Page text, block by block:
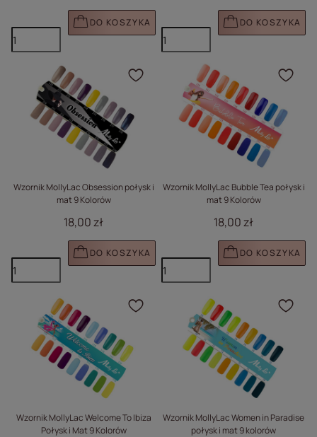
DO KOSZYKA DO KOSZYKA
Wzornik MollyLac Obsession połysk i
mat 9 Kolorów
18,00 zł
DO KOSZYKA
Kliknij, aby dodać
Wzornik MollyLac Bubble Tea połysk i
mat 9 Kolorów
18,00 zł
DO KOSZYKA
Wzornik MollyLac Welcome To Ibiza
Połysk i Mat 9 Kolorów
Kliknij, aby dodać
Wzornik MollyLac Women in Paradise
połysk i mat 9 kolorów